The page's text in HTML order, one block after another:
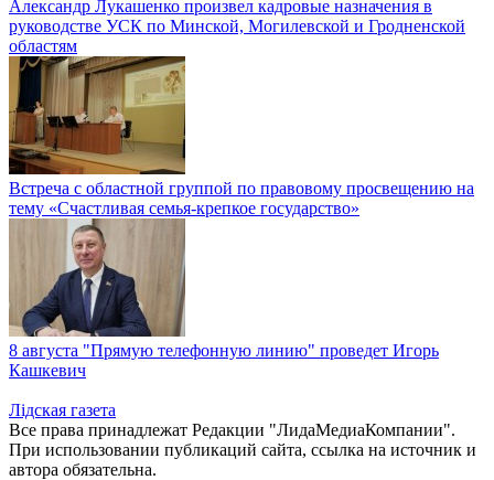
Александр Лукашенко произвел кадровые назначения в
руководстве УСК по Минской, Могилевской и Гродненской
областям
Встреча с областной группой по правовому просвещению на
тему «Счастливая семья-крепкое государство»
8 августа "Прямую телефонную линию" проведет Игорь
Кашкевич
Лiдская газета
Все права принадлежат Редакции "ЛидаМедиаКомпании".
При использовании публикаций сайта, ссылка на источник и
автора обязательна.